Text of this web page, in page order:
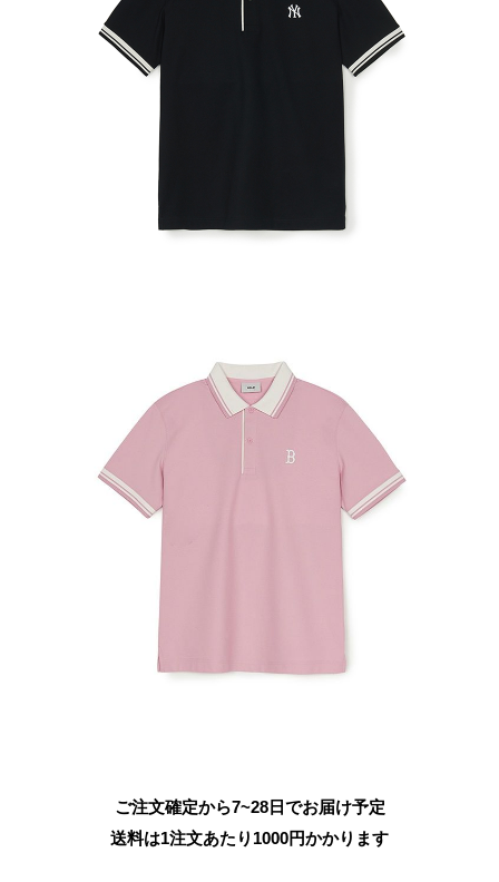
ご注文確定から7~28日でお届け予定
送料は1注文あたり 1000円かかります